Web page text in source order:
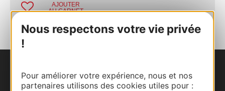
Nous respectons votre vie privée
!
Pour améliorer votre expérience, nous et nos
partenaires utilisons des cookies utiles pour :
AJOUTER
AU CARNET
Nous contacter